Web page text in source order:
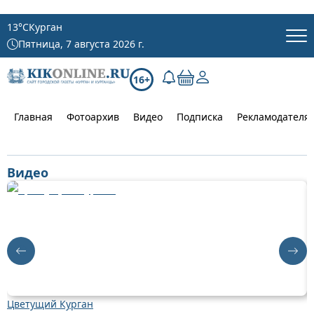
13°CКурган
Пятница, 7 августа 2026 г.
16+
Главная Фотоархив Видео Подписка
Видео
Цветущий Курган